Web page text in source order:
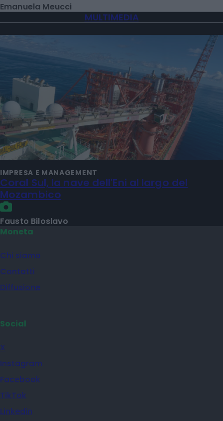
Emanuela Meucci
MULTIMEDIA
IMPRESA E MANAGEMENT
Coral Sul, la nave dell'Eni al largo del
Mozambico
Fausto Biloslavo
Moneta
Chi siamo
Contatti
Diffusione
Social
X
Instagram
Facebook
TikTok
Linkedin